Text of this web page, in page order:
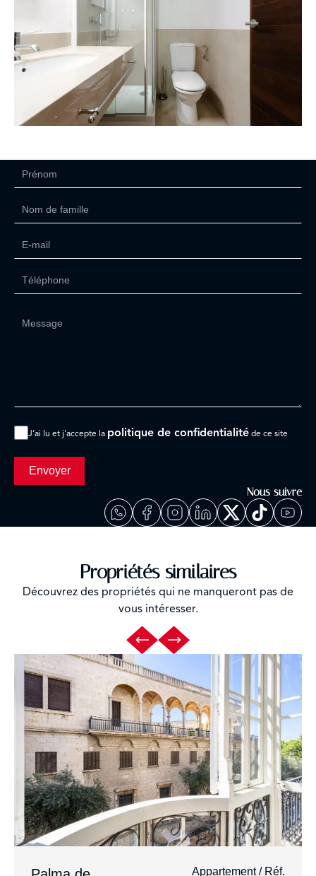
J’ai lu et j'accepte la politique de confidentialité de ce site
Envoyer
Nous suivre
Propriétés similaires
Découvrez des propriétés qui ne manqueront pas de
vous intéresser.
Appartement / Réf.